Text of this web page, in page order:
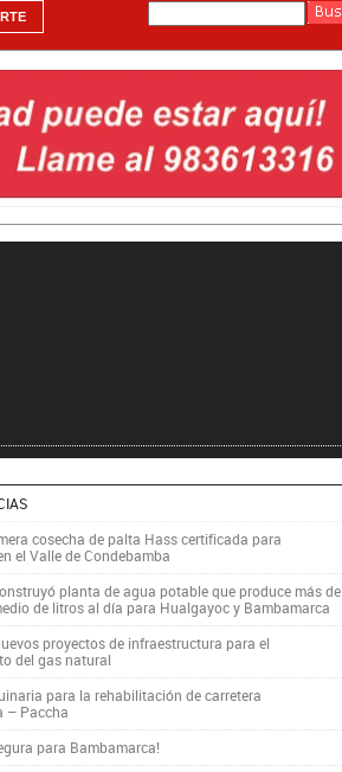
cosecha de palta Hass certificada para
el Valle de Condebamba
planta de agua potable que produce más de
de litros al día para Hualgayoc y Bambamarca
proyectos de infraestructura para el
del gas natural
para la rehabilitación de carretera
– Paccha
para Bambamarca!